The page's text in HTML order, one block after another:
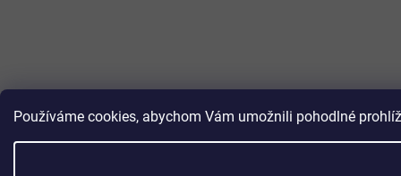
Používáme cookies, abychom Vám umožnili pohodlné